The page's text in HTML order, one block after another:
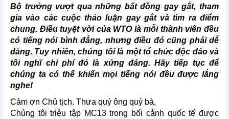
Bộ trưởng vượt qua những bất đồng gay gắt, tham
gia vào các cuộc thảo luận gay gắt và tìm ra điểm
chung. Điều tuyệt vời của WTO là mỗi thành viên đều
có tiếng nói bình đẳng, nhưng điều đó cũng phải dễ
dàng. Tuy nhiên, chúng tôi là một tổ chức độc đáo và
tôi nghĩ chi phí đó là xứng đáng. Hãy tiếp tục để
chúng ta có thể khiến mọi tiếng nói đều được lắng
nghe!
Cảm ơn Chủ tịch. Thưa quý ông quý bà,
Chúng tôi triệu tập MC13 trong bối cảnh quốc tế được